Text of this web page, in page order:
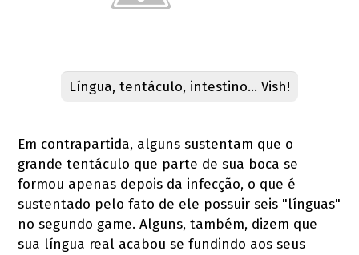
Língua, tentáculo, intestino... Vish!
Em contrapartida, alguns sustentam que o
grande tentáculo que parte de sua boca se
formou apenas depois da infecção, o que é
sustentado pelo fato de ele possuir seis "línguas"
no segundo game. Alguns, também, dizem que
sua língua real acabou se fundindo aos seus